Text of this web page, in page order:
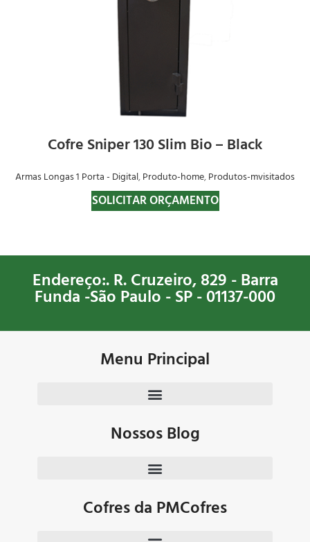
Cofre Sniper 130 Slim Bio – Black
Armas Longas 1 Porta - Digital,Produto-home,Produtos-mvisitados
SOLICITAR ORÇAMENTO
Endereço:. R. Cruzeiro, 829 - Barra
Funda -São Paulo - SP - 01137-000
Menu Principal
Nossos Blog
Cofres da PMCofres